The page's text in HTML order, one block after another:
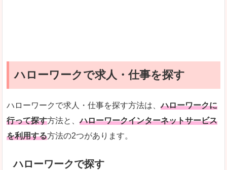
ハローワークで求人・仕事を探す
ハローワークで求人・仕事を探す方法は、ハローワークに
行って探す方法と、ハローワークインターネットサービス
を利用する方法の2つがあります。
ハローワークで探す